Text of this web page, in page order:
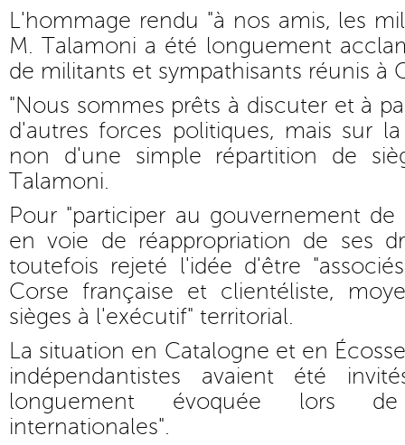
L'hommage rendu "à nos amis, les
M. Talamoni a été longuement
de militants et sympathisants réunis à
"Nous sommes prêts à discuter et à
d'autres forces politiques, mais sur
non d'une simple répartition de
Talamoni.
Pour "participer au gouvernement
en voie de réappropriation de ses
toutefois rejeté l'idée d'être
Corse française et clientéliste,
sièges à l'exécutif" territorial.
La situation en Catalogne et en
indépendantistes avaient été
longuement évoquée lors
internationales".